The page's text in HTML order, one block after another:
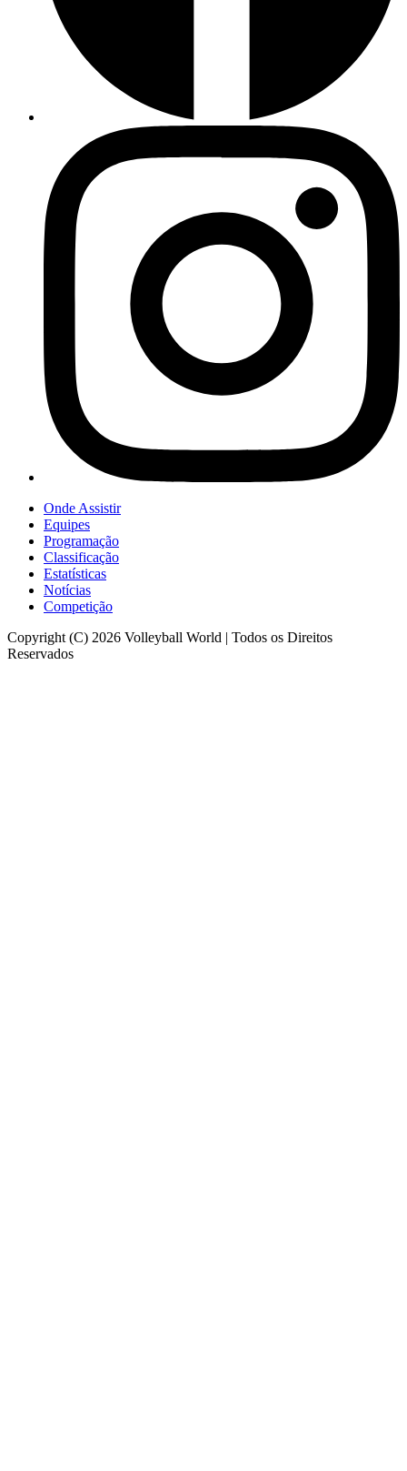
Onde Assistir
Equipes
Programação
Classificação
Estatísticas
Notícias
Competição
Copyright (C) 2026 Volleyball World | Todos os Direitos
Reservados